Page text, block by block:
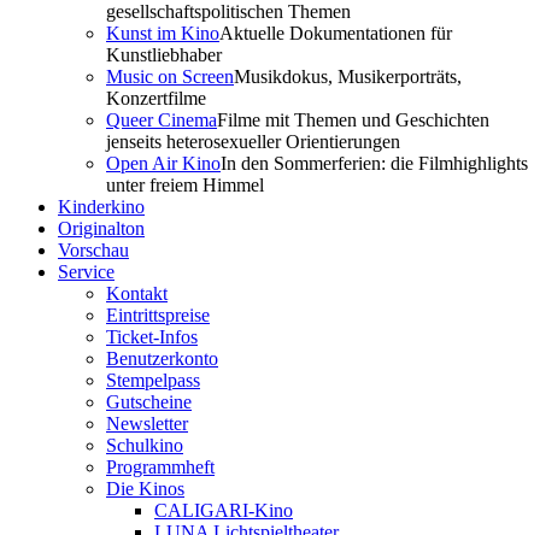
gesellschaftspolitischen Themen
Kunst im KinoAktuelle Dokumentationen für
Kunstliebhaber
Music on ScreenMusikdokus, Musikerporträts,
Konzertfilme
Queer CinemaFilme mit Themen und Geschichten
jenseits heterosexueller Orientierungen
Open Air KinoIn den Sommerferien: die Filmhighlights
unter freiem Himmel
Kinderkino
Originalton
Vorschau
Service
Kontakt
Eintrittspreise
Ticket-Infos
Benutzerkonto
Stempelpass
Gutscheine
Newsletter
Schulkino
Programmheft
Die Kinos
CALIGARI-Kino